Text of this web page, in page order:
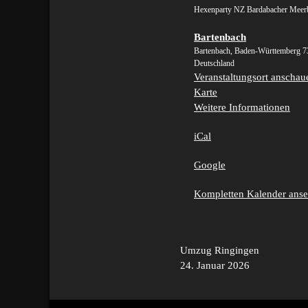
Meerbachhexa
Hexenparty NZ Bardabacher
Bartenbach
Bartenbach, Baden-Württemberg
Deutschland
Veranstaltungsort
Karte
Weitere Informationen
iCal
Google
Kompletten Kalender
Beitragsnavigation
Umzug Ringingen
24. Januar 2026